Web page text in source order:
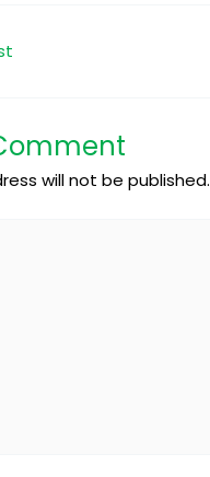
will not be published.